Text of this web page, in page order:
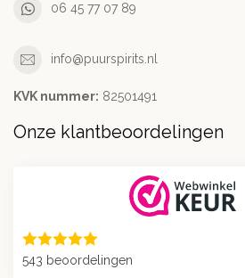
06 45 77 07 89
info@puurspirits.nl
KVK nummer: 82501491
Onze klantbeoordelingen
543 beoordelingen